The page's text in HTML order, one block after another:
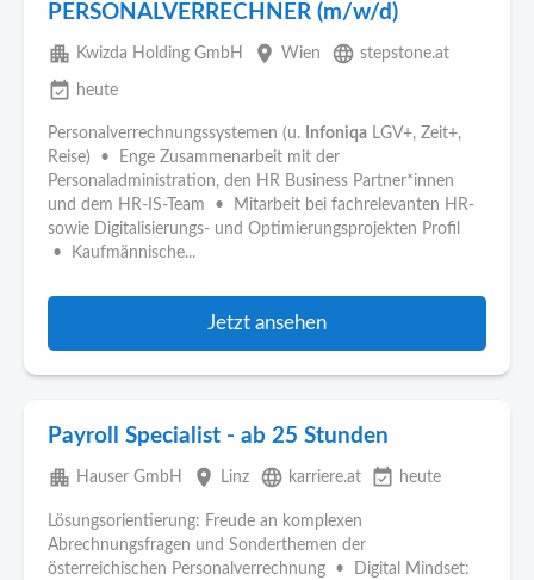
PERSONALVERRECHNER (m/w/d)
apartment Kwizda Holding GmbH place Wien language stepstone.at
event_available heute
Personalverrechnungssystemen (u. Infoniqa LGV+, Zeit+,
Reise) • Enge Zusammenarbeit mit der
Personaladministration, den HR Business Partner*innen
und dem HR-IS-Team • Mitarbeit bei fachrelevanten HR-
sowie Digitalisierungs- und Optimierungsprojekten Profil
• Kaufmännische...
Jetzt ansehen
Payroll Specialist - ab 25 Stunden
apartment Hauser GmbH place Linz language karriere.at event_available heute
Lösungsorientierung: Freude an komplexen
Abrechnungsfragen und Sonderthemen der
österreichischen Personalverrechnung • Digital Mindset: